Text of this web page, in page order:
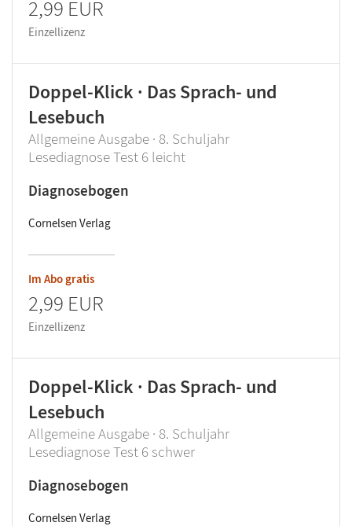
2,99 EUR
Einzellizenz
Doppel-Klick · Das Sprach- und
Lesebuch
Allgemeine Ausgabe · 8. Schuljahr
Lesediagnose Test 6 leicht
Diagnosebogen
Cornelsen Verlag
Im Abo gratis
2,99 EUR
Einzellizenz
Doppel-Klick · Das Sprach- und
Lesebuch
Allgemeine Ausgabe · 8. Schuljahr
Lesediagnose Test 6 schwer
Diagnosebogen
Cornelsen Verlag